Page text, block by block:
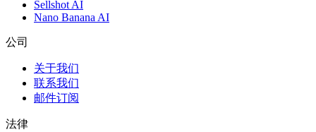
Sellshot AI
Nano Banana AI
公司
关于我们
联系我们
邮件订阅
法律